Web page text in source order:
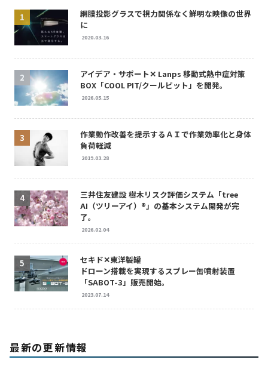
網膜投影グラスで視力関係なく鮮明な映像の世界
に
2020.03.16
アイデア・サポート✕ Lanps 移動式熱中症対策
BOX「COOL PIT/クールピット」を開発。
2026.05.15
作業動作改善を提示するＡＩで作業効率化と身体
負荷軽減
2019.03.28
三井住友建設 樹木リスク評価システム「tree
AI（ツリーアイ）®」の基本システム開発が完
了。
2026.02.04
セキド✕東洋製罐
ドローン搭載を実現するスプレー缶噴射装置
「SABOT-3」販売開始。
2023.07.14
最新の更新情報